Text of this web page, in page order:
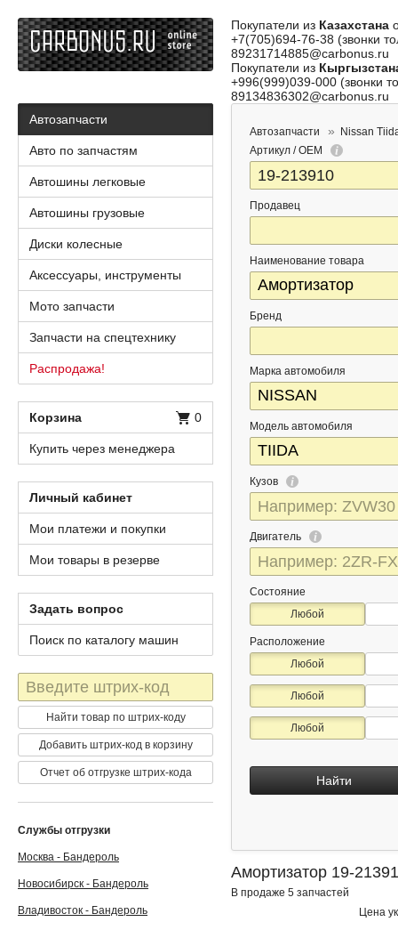
Покупатели из Казахстана
+7(705)694-76-38 (звонки
89231714885@carbonus.ru
Покупатели из
+996(999)039-000 (звонки
89134836302@carbonus.ru
Автозапчасти
Nissan
Артикул / OEM
Продавец
Наименование товара
Бренд
Марка автомобиля
Модель автомобиля
Кузов
Двигатель
Состояние
Любой
Расположение
Любой
Любой
Любой
Найти
Амортизатор 19-
В продаже 5 запчастей
Цена
Автозапчасти
Авто по запчастям
Автошины легковые
Автошины грузовые
Диски колесные
Аксессуары, инструменты
Мото запчасти
Запчасти на спецтехнику
Распродажа!
Корзина 0
Купить через менеджера
Личный кабинет
Мои платежи и покупки
Мои товары в резерве
Задать вопрос
Поиск по каталогу машин
Штрих-
код
Найти товар по штрих-коду
Добавить штрих-код в корзину
Отчет об отгрузке штрих-кода
Службы отгрузки
Москва - Бандероль
Новосибирск - Бандероль
Владивосток - Бандероль